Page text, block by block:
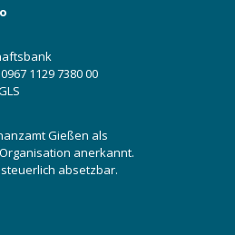
1129 7380 00
Gießen als
anerkannt.
absetzbar.